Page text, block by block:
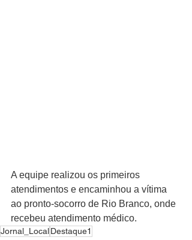
A equipe realizou os primeiros
atendimentos e encaminhou a vítima
ao pronto-socorro de Rio Branco, onde
recebeu atendimento médico.
Jornal_LocalDestaque1